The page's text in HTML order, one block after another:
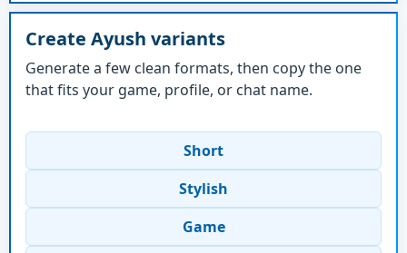
Create Ayush variants
Generate a few clean formats, then copy the one
that fits your game, profile, or chat name.
Short
Stylish
Game